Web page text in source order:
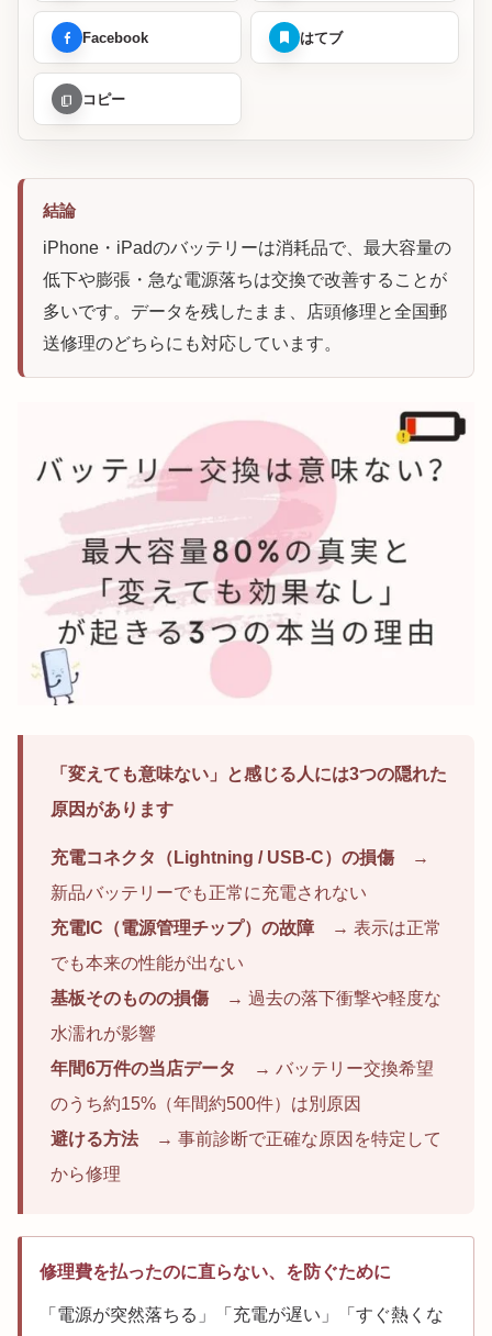
Facebook はてブ
コピー
結論
iPhone・iPadのバッテリーは消耗品で、最大容量の
低下や膨張・急な電源落ちは交換で改善することが
多いです。データを残したまま、店頭修理と全国郵
送修理のどちらにも対応しています。
「変えても意味ない」と感じる人には3つの隠れた
原因があります
充電コネクタ（Lightning / USB-C）の損傷 →
新品バッテリーでも正常に充電されない
充電IC（電源管理チップ）の故障 → 表示は正常
でも本来の性能が出ない
基板そのものの損傷 → 過去の落下衝撃や軽度な
水濡れが影響
年間6万件の当店データ
→ バッテリー交換希望
のうち約15%（年間約500件）は別原因
避ける方法→ 事前診断で正確な原因を特定して
から修理
修理費を払ったのに直らない、を防ぐために
「電源が突然落ちる」「充電が遅い」「すぐ熱くな